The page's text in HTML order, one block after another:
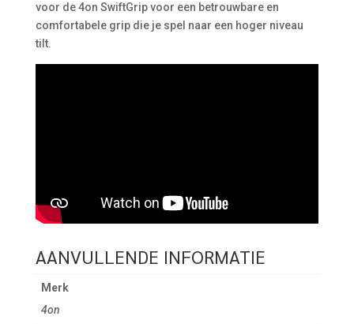
voor de 4on SwiftGrip voor een betrouwbare en
comfortabele grip die je spel naar een hoger niveau
tilt.
AANVULLENDE INFORMATIE
Merk
4on